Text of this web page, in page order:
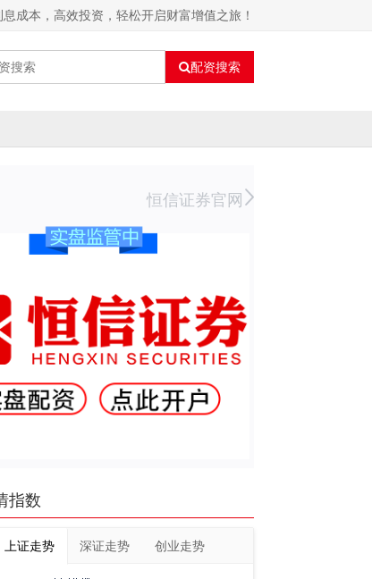
成本，高效投资，轻松开启财富增值之旅！
配资搜索
恒信证券官网
指数
上证走势 深证走势 创业走势